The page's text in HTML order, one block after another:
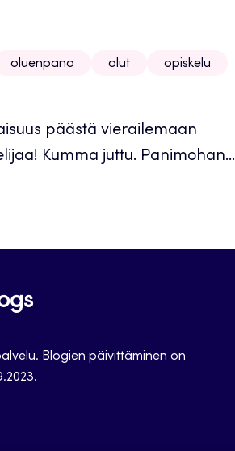
oluenpano olut
opiskelu
päästä vierailemaan
Kumma juttu. Panimohan...
Blogien päivittäminen on